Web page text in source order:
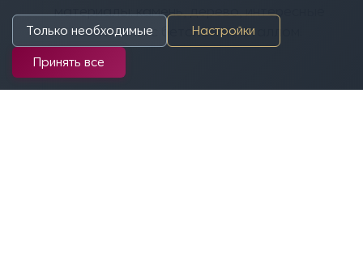
материалы: камень, дерево, интересные
сочетания с бетоном и металлом.
Только необходимые Настройки
Принять все